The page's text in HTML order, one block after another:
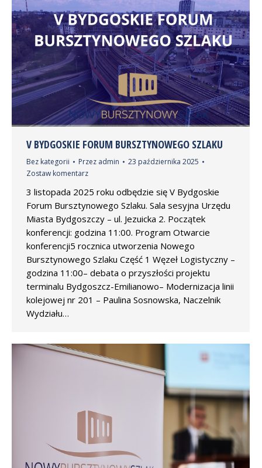
V BYDGOSKIE FORUM BURSZTYNOWEGO SZLAKU
Bez kategorii Przez admin
23 października 2025
Zostaw komentarz
3 listopada 2025 roku odbędzie się V Bydgoskie
Forum Bursztynowego Szlaku. Sala sesyjna Urzędu
Miasta Bydgoszczy – ul. Jezuicka 2. Początek
konferencji: godzina 11:00. Program Otwarcie
konferencji5 rocznica utworzenia Nowego
Bursztynowego Szlaku Część 1 Węzeł Logistyczny –
godzina 11:00– debata o przyszłości projektu
terminalu Bydgoszcz-Emilianowo– Modernizacja linii
kolejowej nr 201 – Paulina Sosnowska, Naczelnik
Wydziału…